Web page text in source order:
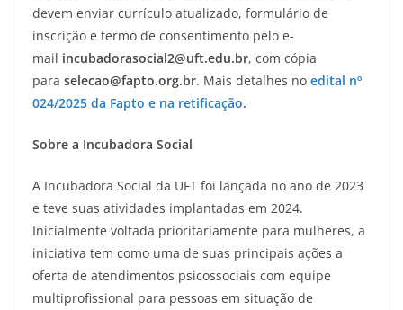
devem enviar currículo atualizado, formulário de
inscrição e termo de consentimento pelo e-
mail incubadorasocial2@uft.edu.br, com cópia
para selecao@fapto.org.br. Mais detalhes no edital nº
024/2025 da Fapto e na retificação.
Sobre a Incubadora Social
A Incubadora Social da UFT foi lançada no ano de 2023
e teve suas atividades implantadas em 2024.
Inicialmente voltada prioritariamente para mulheres, a
iniciativa tem como uma de suas principais ações a
oferta de atendimentos psicossociais com equipe
multiprofissional para pessoas em situação de